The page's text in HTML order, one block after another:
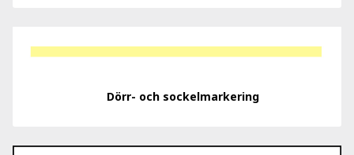
Dörr- och sockelmarkering